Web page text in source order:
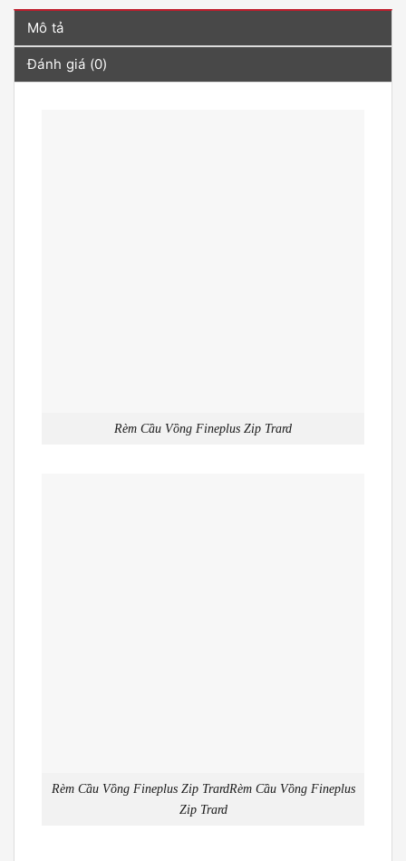
Mô tả
Đánh giá (0)
Rèm Cầu Vồng Fineplus Zip Trard
Rèm Cầu Vồng Fineplus Zip TrardRèm Cầu Vồng Fineplus
Zip Trard